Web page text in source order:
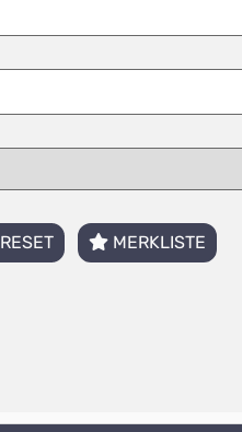
RESET MERKLISTE